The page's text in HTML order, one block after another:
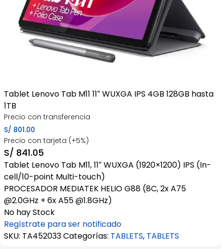
Tablet Lenovo Tab M11 11″ WUXGA IPS 4GB 128GB hasta
1TB
Precio con transferencia
S/ 801.00
Precio con tarjeta (+5%)
S/ 841.05
Tablet Lenovo Tab M11, 11″ WUXGA (1920×1200) IPS (In-
cell/10-point Multi-touch)
PROCESADOR MEDIATEK HELIO G88 (8C, 2x A75
@2.0GHz + 6x A55 @1.8GHz)
No hay Stock
Regístrate para ser notificado
SKU: TA452033Categorías: TABLETS, TABLETS